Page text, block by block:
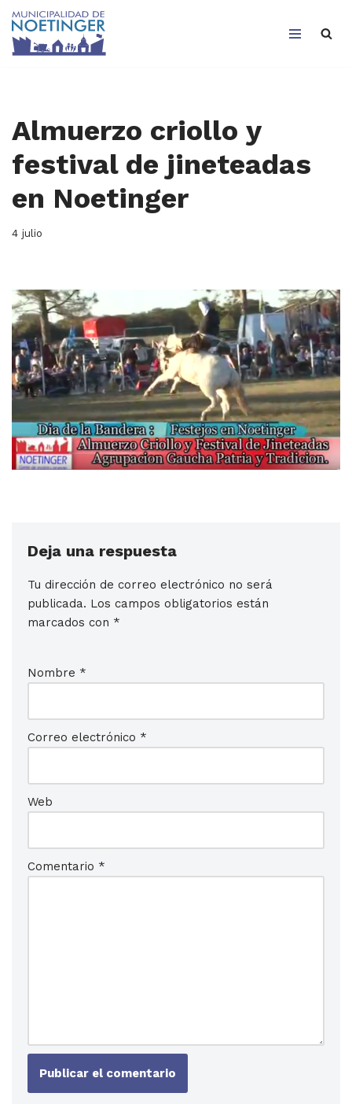
Saltar
Almuerzo criollo y
festival de jineteadas
en Noetinger
4 julio
Deja una respuesta
Tu dirección de correo electrónico no será
publicada. Los campos obligatorios están
marcados con *
Nombre *
Correo electrónico *
Web
Comentario *